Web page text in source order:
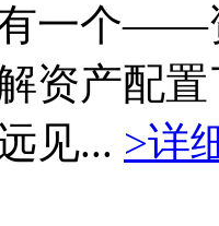
一个——
资产配
见... >详